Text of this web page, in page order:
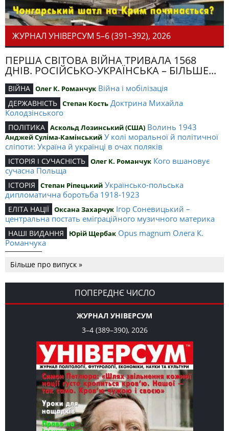
ЖУРНАЛ УНІВЕРСУМ 5–6 (391–392), 2026
ПЕРША СВІТОВА ВІЙНА ТРИВАЛА 1568
ДНІВ. РОСІЙСЬКО-УКРАЇНСЬКА – БІЛЬШЕ...
ВІЙНА Олег К. Романчук Війна і мобілізація
ДЕРЖАВНІСТЬ Степан Кость Доктрина Михайла
Колодзінського
ПОЛІТИКА Аскольд Лозинський (США) Волинь 1943
Анджей Суліма-Камінський У колі моральної й політичної
сліпоти: Україна й українці в очах поляків
ІСТОРІЯ І СУЧАСНІСТЬ Олег К. Романчук Кого вшановує
сучасна Польща
ІСТОРІЯ Степан Ріпецький Українсько-польська
дипломатична боротьба 1918-1923
ЕЛІТА НАЦІЇ Оксана Захарчук Ігор Соневицький –
центральна постать еміграційного музичного материка
НАШІ ВИДАННЯ Юрій Щербак Opus magnum Олега К.
Романчука
Романчука
СЛОВО РЕДАКЦІЙНЕ Олег К. Романчук Журавель і синиця
як уособлення української політстратегії й тактики
Більше про випуск »
ПОПЕРЕДНЄ ЧИСЛО
ЖУРНАЛ УНІВЕРСУМ
3–4 (389–390), 2026